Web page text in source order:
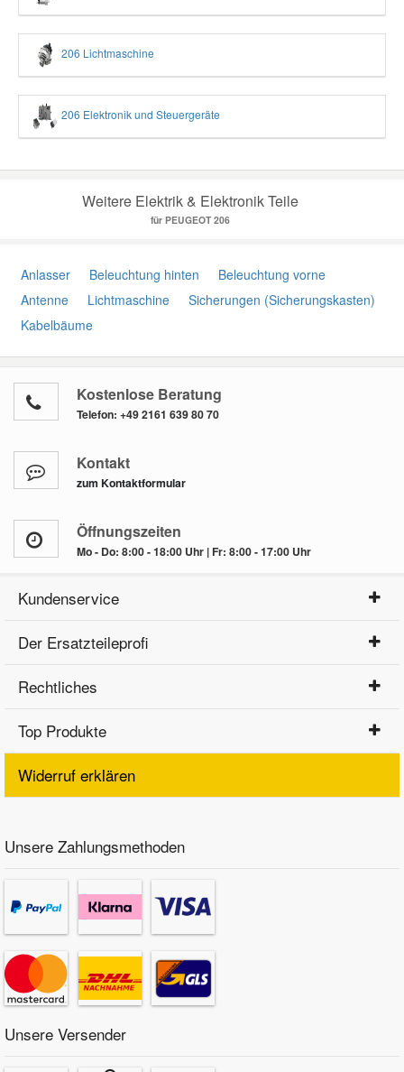
206 Lichtmaschine
206 Elektronik und Steuergeräte
Weitere Elektrik & Elektronik Teile
für PEUGEOT 206
Anlasser Beleuchtung hinten
Beleuchtung vorne
Antenne
Lichtmaschine
Sicherungen (Sicherungskasten)
Kabelbäume
Kostenlose Beratung
Telefon: +49 2161 639 80 70
Kontakt
zum Kontaktformular
Öffnungszeiten
Mo - Do: 8:00 - 18:00 Uhr | Fr: 8:00 - 17:00 Uhr
Kundenservice
Der Ersatzteileprofi
Rechtliches
Top Produkte
Widerruf erklären
Unsere Zahlungsmethoden
Unsere Versender